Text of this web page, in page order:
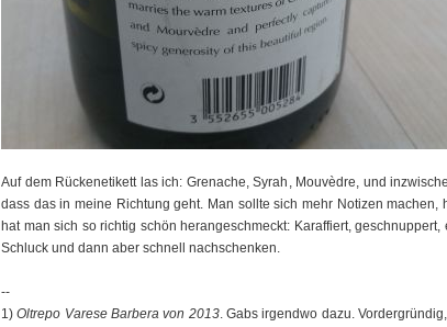
Auf dem Rückenetikett las ich: Grenache, Syrah, Mouvèdre, und
dass das in meine Richtung geht. Man sollte sich mehr Notizen machen,
hat man sich so richtig schön herangeschmeckt: Karaffiert, geschnuppert,
Schluck und dann aber schnell nachschenken.
--
1)Oltrepo Varese Barbera von 2013. Gabs irgendwo dazu.